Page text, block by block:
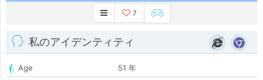
7
私のアイデンティティ
Age
51 年